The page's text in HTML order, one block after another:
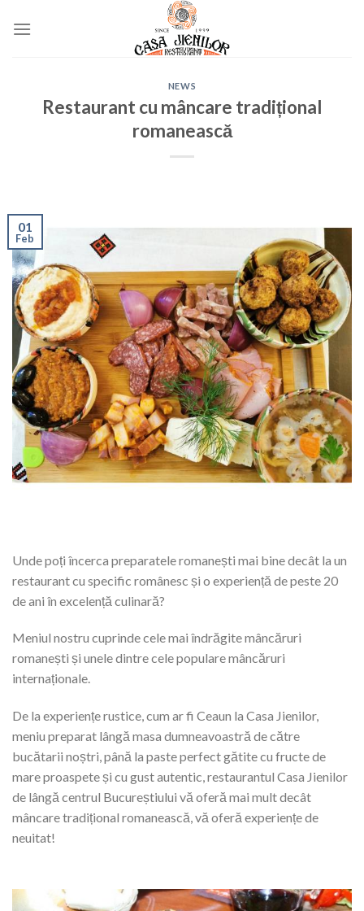
NEWS
Restaurant cu mâncare tradițional
romanească
01
Feb
Unde poți încerca preparatele romanești mai bine decât la un
restaurant cu specific românesc și o experiență de peste 20
de ani în excelență culinară?
Meniul nostru cuprinde cele mai îndrăgite mâncăruri
romanești și unele dintre cele populare mâncăruri
internaționale.
De la experiențe rustice, cum ar fi Ceaun la Casa Jienilor,
meniu preparat lângă masa dumneavoastră de către
bucătarii noștri, până la paste perfect gătite cu fructe de
mare proaspete și cu gust autentic, restaurantul Casa Jienilor
de lângă centrul Bucureștiului vă oferă mai mult decât
mâncare tradițional romanească, vă oferă experiențe de
neuitat!